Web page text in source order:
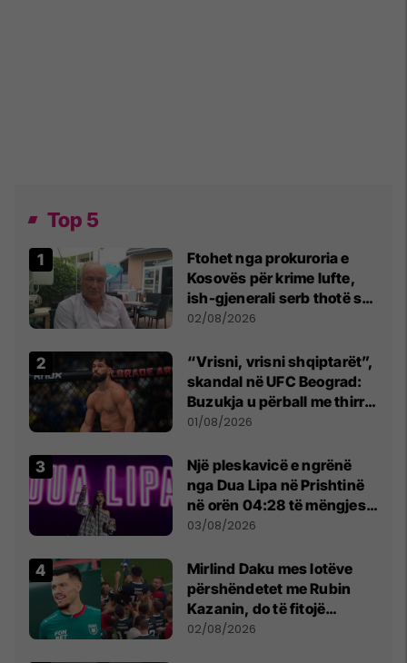
Top 5
Ftohet nga prokuroria e
Kosovës për krime lufte,
ish-gjenerali serb thotë se
dikush e tradhtoi në
02/08/2026
“Vrisni, vrisni shqiptarët”,
skandal në UFC Beograd:
Buzukja u përball me thirrje
anti-shqiptare nga
01/08/2026
Një pleskavicë e ngrënë
nga Dua Lipa në Prishtinë
në orën 04:28 të mëngjesit
- dhe bota digjitale serbe
03/08/2026
Mirlind Daku mes lotëve
përshëndetet me Rubin
Kazanin, do të fitojë
miliona te Spartak Moska
02/08/2026